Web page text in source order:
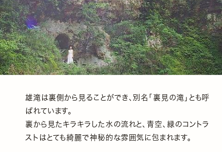
雄滝は裏側から見ることができ、別名「裏見の滝」とも呼
ばれています。
裏から見たキラキラした水の流れと、青空、緑のコントラ
ストはとても綺麗で神秘的な雰囲気に包まれます。